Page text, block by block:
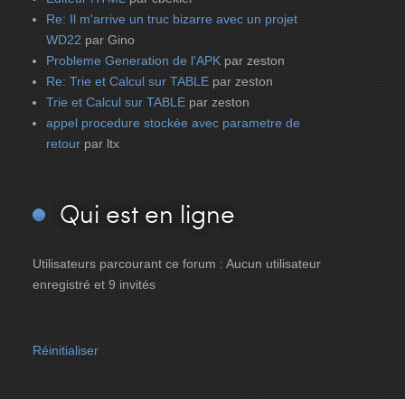
Re: Il m'arrive un truc bizarre avec un projet
WD22 par Gino
Probleme Generation de l'APK par zeston
Re: Trie et Calcul sur TABLE par zeston
Trie et Calcul sur TABLE par zeston
appel procedure stockée avec parametre de
retour par ltx
Qui est en ligne
Utilisateurs parcourant ce forum : Aucun utilisateur
enregistré et 9 invités
Réinitialiser